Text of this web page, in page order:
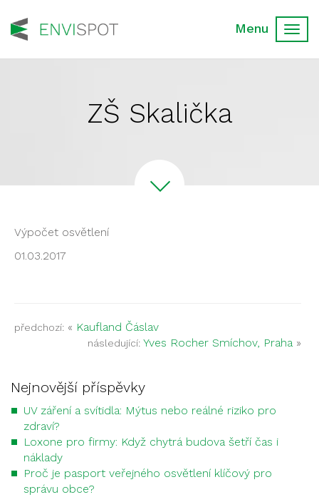
ZŠ Skalička
Výpočet osvětlení
01.03.2017
předchozí: « Kaufland Čáslav
následující: Yves Rocher Smíchov, Praha»
Nejnovější příspěvky
UV záření a svítidla: Mýtus nebo reálné riziko pro
zdraví?
Loxone pro firmy: Když chytrá budova šetří čas i
náklady
Proč je pasport veřejného osvětlení klíčový pro
správu obce?